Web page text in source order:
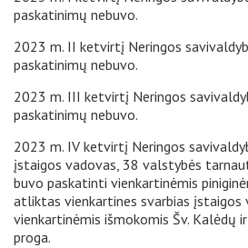
paskatinimų nebuvo.
2023 m. II ketvirtį Neringos
paskatinimų nebuvo.
2023 m. III ketvirtį Neringos
paskatinimų nebuvo.
2023 m. IV ketvirtį Neringos
įstaigos vadovas, 38 valstybės
buvo paskatinti vienkartinėmis
atliktas vienkartines svarbias įstaigos
vienkartinėmis išmokomis Šv. Kalėdų
proga.